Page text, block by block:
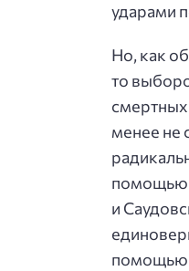
ударами
Но, как
то
смертных
менее не
помощью
и
помощью